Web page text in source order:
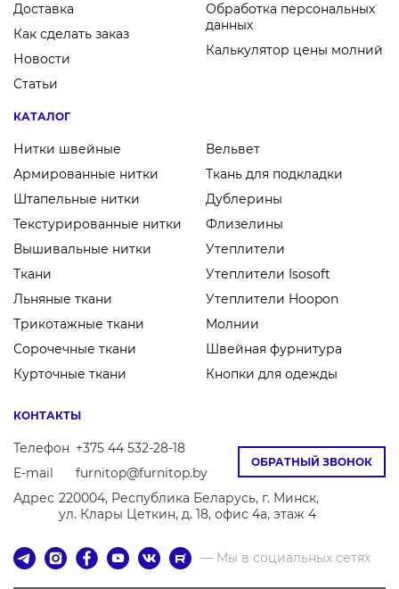
Доставка
Как сделать заказ
Новости
Статьи
Обработка персональных
данных
Калькулятор цены молний
КАТАЛОГ
Нитки швейные
Армированные нитки
Штапельные нитки
Текстурированные нитки
Вышивальные нитки
Ткани
Льняные ткани
Трикотажные ткани
Сорочечные ткани
Курточные ткани
Вельвет
Ткань для подкладки
Дублерины
Флизелины
Утеплители
Утеплители Isosoft
Утеплители Hoopon
Молнии
Швейная фурнитура
Кнопки для одежды
ОБРАТНЫЙ ЗВОНОК
КОНТАКТЫ
Телефон +375 44 532-28-18
E-mail
furnitop@furnitop.by
Адрес 220004, Республика Беларусь, г. Минск,
ул. Клары Цеткин, д. 18, офис 4а, этаж 4
— Мы в социальных сетях